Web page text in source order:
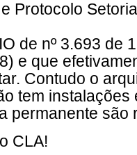
Protocolo
de nº 3.693 de
e que
Contudo o
tem
permanente
CLA!